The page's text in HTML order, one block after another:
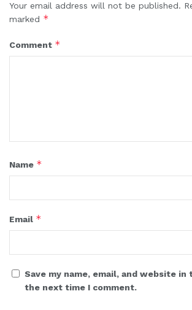
Your email address will not be published.
marked *
Comment *
Name *
Email *
Save my name, email, and website
the next time I comment.